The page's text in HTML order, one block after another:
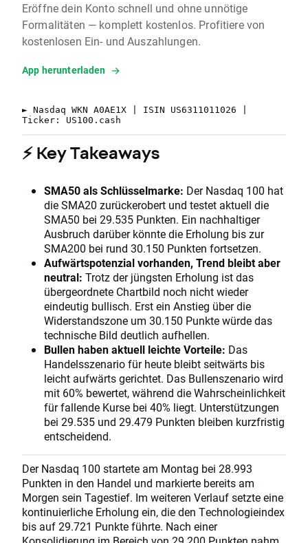
Eröffne dein Konto schnell und ohne unnötige
Formalitäten — komplett kostenlos. Profitiere von
kostenlosen Ein- und Auszahlungen.
App herunterladen
► Nasdaq WKN A0AE1X | ISIN US6311011026 |
Ticker: US100.cash
⚡ Key Takeaways
SMA50 als Schlüsselmarke: Der Nasdaq 100 hat
die SMA20 zurückerobert und testet aktuell die
SMA50 bei 29.535 Punkten. Ein nachhaltiger
Ausbruch darüber könnte die Erholung bis zur
SMA200 bei rund 30.150 Punkten fortsetzen.
Aufwärtspotenzial vorhanden, Trend bleibt aber
neutral: Trotz der jüngsten Erholung ist das
übergeordnete Chartbild noch nicht wieder
eindeutig bullisch. Erst ein Anstieg über die
Widerstandszone um 30.150 Punkte würde das
technische Bild deutlich aufhellen.
Bullen haben aktuell leichte Vorteile: Das
Handelsszenario für heute bleibt seitwärts bis
leicht aufwärts gerichtet. Das Bullenszenario wird
mit 60% bewertet, während die Wahrscheinlichkeit
für fallende Kurse bei 40% liegt. Unterstützungen
bei 29.535 und 29.479 Punkten bleiben kurzfristig
entscheidend.
Der Nasdaq 100 startete am Montag bei 28.993
Punkten in den Handel und markierte bereits am
Morgen sein Tagestief. Im weiteren Verlauf setzte eine
kontinuierliche Erholung ein, die den Technologieindex
bis auf 29.721 Punkte führte. Nach einer